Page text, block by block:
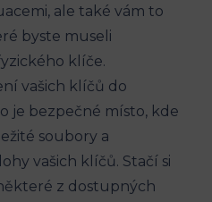
ale také vám to
byste museli
klíče.
vašich klíčů do
je bezpečné místo, kde‌
soubory a
‍vašich klíčů. ⁢Stačí si‍
z dostupných